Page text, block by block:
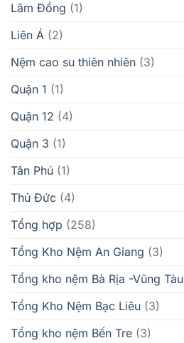
Lâm Đồng (1)
Liên Á (2)
Nệm cao su thiên nhiên (3)
Quận 1 (1)
Quận 12 (4)
Quận 3 (1)
Tân Phú (1)
Thủ Đức (4)
Tổng hợp (258)
Tổng Kho Nệm An Giang (3)
Tổng kho nệm Bà Rịa -Vũng Tàu
Tổng Kho Nệm Bạc Liêu (3)
Tổng kho nệm Bến Tre (3)